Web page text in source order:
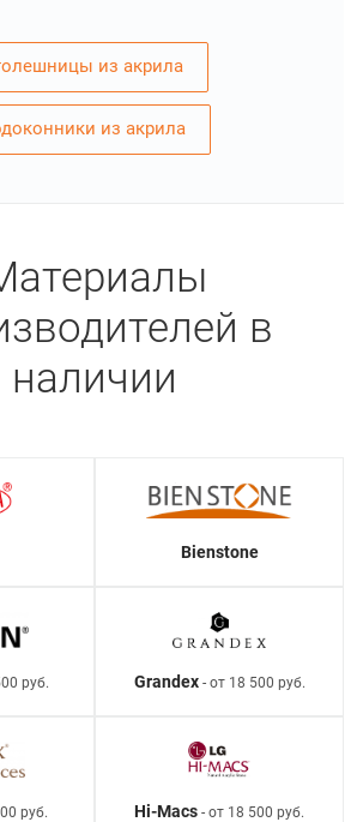
из акрила
из акрила
в
наличии
Bienstone
руб. Grandex- от 18 500 руб.
руб. Hi-Macs - от 18 500 руб.